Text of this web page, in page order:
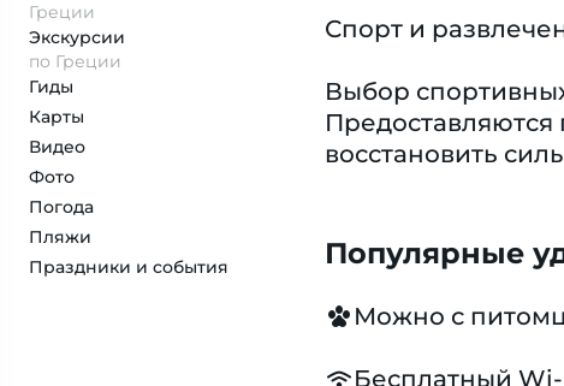
Греции
Экскурсии
по Греции
Гиды
Карты
Видео
Фото
Погода
Пляжи
Праздники и события
Спорт и
Выбор
восстановить
Популярные
Можно с
Бесплатный